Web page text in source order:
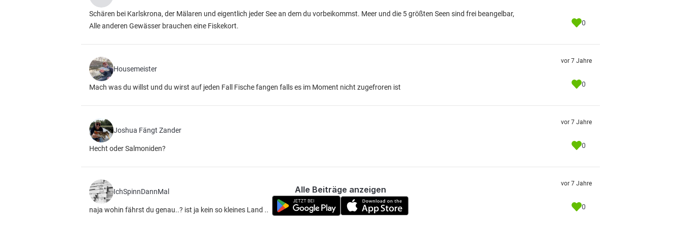
Schären bei Karlskrona, der Mälaren und eigentlich jeder See an dem du vorbeikommst. Meer und die 5 größten Seen sind frei beangelbar,
Alle anderen Gewässer brauchen eine Fiskekort.
0
Housemeister
Mach was du willst und du wirst auf jeden Fall Fische fangen falls es im Moment nicht zugefroren ist
vor 7 Jahre
0
Joshua Fängt Zander
Hecht oder Salmoniden?
vor 7 Jahre
0
IchSpinnDannMal
naja wohin fährst du genau..? ist ja kein so kleines Land ..
vor 7 Jahre
0
Alle Beiträge anzeigen